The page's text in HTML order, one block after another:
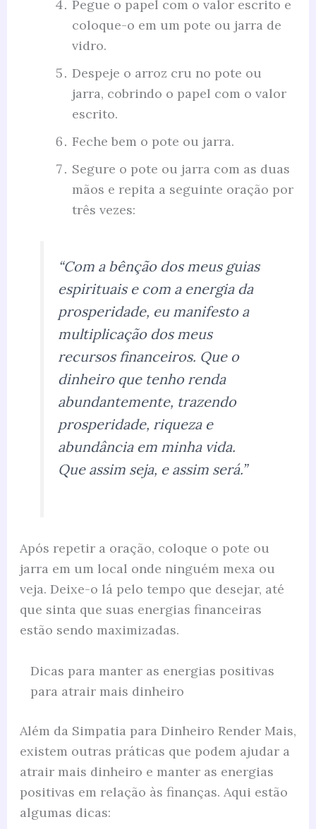
Pegue o papel com o valor escrito e
coloque-o em um pote ou jarra de
vidro.
Despeje o arroz cru no pote ou
jarra, cobrindo o papel com o valor
escrito.
Feche bem o pote ou jarra.
Segure o pote ou jarra com as duas
mãos e repita a seguinte oração por
três vezes:
“Com a bênção dos meus guias
espirituais e com a energia da
prosperidade, eu manifesto a
multiplicação dos meus
recursos financeiros. Que o
dinheiro que tenho renda
abundantemente, trazendo
prosperidade, riqueza e
abundância em minha vida.
Que assim seja, e assim será.”
Após repetir a oração, coloque o pote ou
jarra em um local onde ninguém mexa ou
veja. Deixe-o lá pelo tempo que desejar, até
que sinta que suas energias financeiras
estão sendo maximizadas.
Dicas para manter as energias positivas
para atrair mais dinheiro
Além da Simpatia para Dinheiro Render Mais,
existem outras práticas que podem ajudar a
atrair mais dinheiro e manter as energias
positivas em relação às finanças. Aqui estão
algumas dicas: